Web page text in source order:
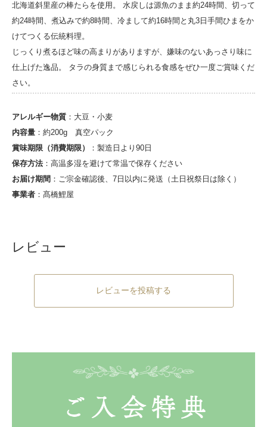
北海道斜里産の棒たらを使用。 水戻しは源魚のまま約24時間、切って
約24時間、煮込みで約8時間、冷まして約16時間と丸3日手間ひまをか
けてつくる伝統料理。
じっくり煮るほど味の高まりがありますが、嫌味のないあっさり味に
仕上げた逸品。 タラの身質まで感じられる食感をぜひ一度ご賞味くだ
さい。
アレルギー物質 ：大豆・小麦
内容量 ：約200g 真空パック
賞味期限（消費期限）
：製造日より90日
保存方法 ：高温多湿を避けて常温で保存ください
お届け期間 ：ご宗金確認後、7日以内に発送（土日祝祭日は除く）
事業者 ：髙橋鯉屋
レビュー
レビューを投稿する